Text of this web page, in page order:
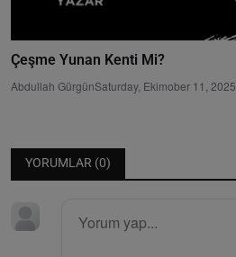
Çeşme Yunan Kenti Mi?
Abdullah GürgünSaturday, Ekimober 11, 2025
YORUMLAR (0)